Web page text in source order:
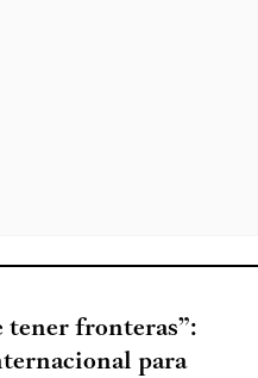
tener fronteras”:
para